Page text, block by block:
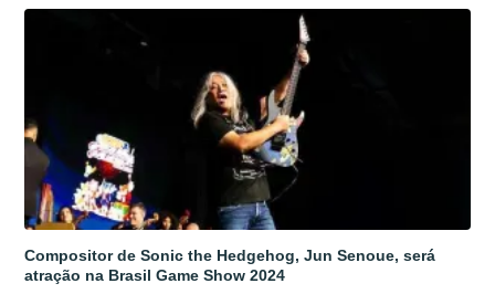
Compositor de Sonic the Hedgehog, Jun Senoue, será
atração na Brasil Game Show 2024